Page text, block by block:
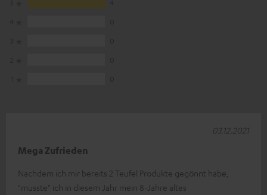
Mega Zufrieden
Nachdem ich mir bereits 2 Teufel Produkte gegönnt habe,
"musste" ich in diesem Jahr mein 8-Jahre altes
03.12.2021